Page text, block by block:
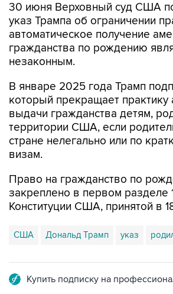
30 июня Верховный суд США
указ Трампа об ограничении
автоматическое получение
гражданства по рождению
незаконным.
В январе 2025 года Трамп
который прекращает практику
выдачи гражданства детям,
территории США, если
стране нелегально или по
визам.
Право на гражданство по
закреплено в первом разделе
Конституции США, принятой в
США Дональд Трамп указ
Купить подписку на